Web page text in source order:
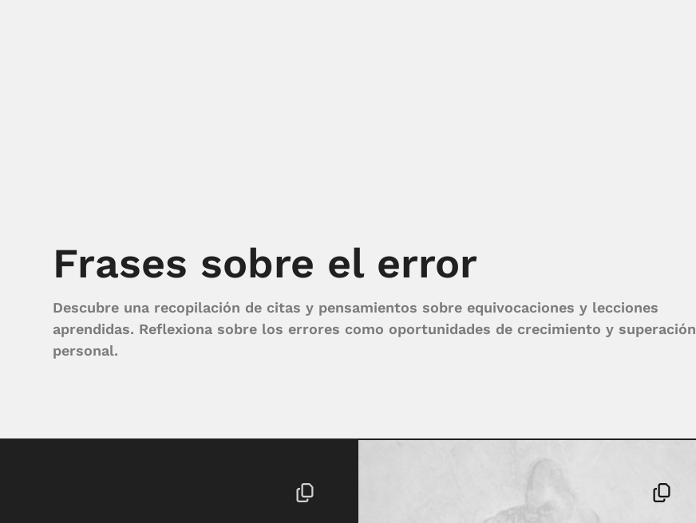
Frases sobre el error
Descubre una recopilación de citas y pensamientos sobre equivocaciones y lecciones
aprendidas. Reflexiona sobre los errores como oportunidades de crecimiento y superación
personal.